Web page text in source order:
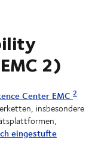
2)
Center EMC 2
insbesondere
eingestufte